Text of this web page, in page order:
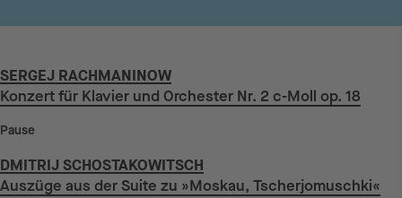
SERGEJ RACHMANINOW
Konzert für Klavier und Orchester Nr. 2 c-Moll op. 18
Pause
DMITRIJ SCHOSTAKOWITSCH
Auszüge aus der Suite zu »Moskau, Tscherjomuschki«